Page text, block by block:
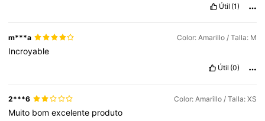
Útil (1)
m***a Color: Amarillo / Talla: M
Incroyable
Útil (0)
2***6 Color: Amarillo / Talla: XS
Muito bomexcelente produto